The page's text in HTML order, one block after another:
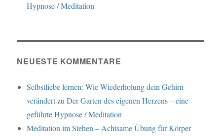
Hypnose / Meditation
NEUESTE KOMMENTARE
Selbstliebe lernen: Wie Wiederholung dein Gehirn
verändertzuDer Garten des eigenen Herzens – eine
geführte Hypnose / Meditation
Meditation im Stehen – Achtsame Übung für Körper